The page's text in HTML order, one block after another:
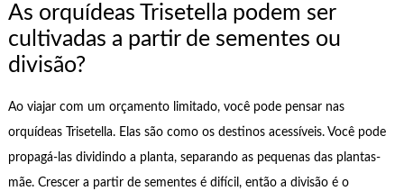
As orquídeas Trisetella podem ser
cultivadas a partir de sementes ou
divisão?
Ao viajar com um orçamento limitado, você pode pensar nas
orquídeas Trisetella. Elas são como os destinos acessíveis. Você pode
propagá-las dividindo a planta, separando as pequenas das plantas-
mãe. Crescer a partir de sementes é difícil, então a divisão é o